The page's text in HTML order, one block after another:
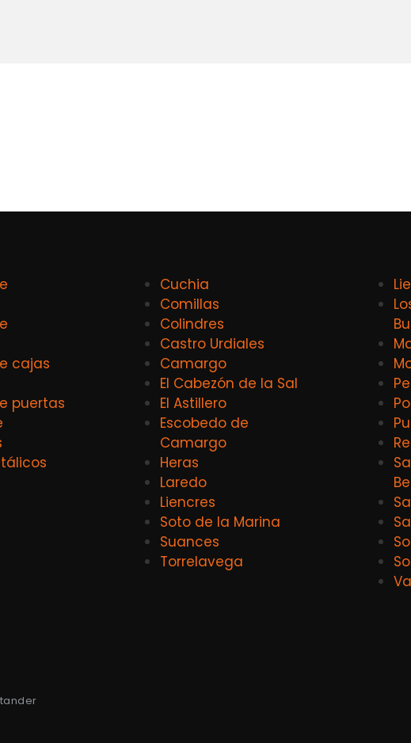
cajas
puertas
Cuchia
Comillas
Colindres
Castro Urdiales
Camargo
El Cabezón de la Sal
El Astillero
Escobedo de
Camargo
Heras
Laredo
Liencres
Soto de la Marina
Suances
Torrelavega